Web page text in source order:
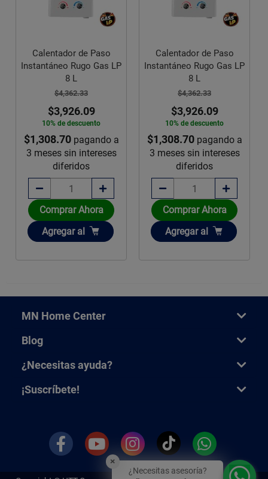
Calentador de Paso
Instantáneo Rugo Gas LP
8 L
$4,362.33
$3,926.09
10% de descuento
$1,308.70pagando a
3 meses sin intereses
diferidos
Comprar Ahora
Añadir
Agregar al
Calentador de Paso
Instantáneo Rugo Gas LP
8 L
$4,362.33
$3,926.09
10% de descuento
$1,308.70pagando a
3 meses sin intereses
diferidos
Comprar Ahora
Añadir
Agregar al
MN Home Center
Blog
¿Necesitas ayuda?
¡Suscríbete!
×
¿Necesitas asesoría?